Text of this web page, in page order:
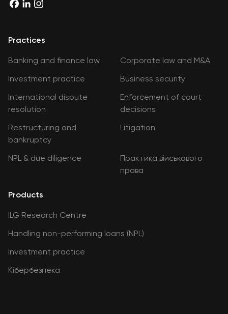
Practices
Banking and finance law
Corporate law and M&A
Investment practice
Business security
International dispute
resolution
Enforcement of court
decisions
Restructuring and
bankruptcy
Litigation
NPL & due diligence
Практика військового
права
Products
ILG Research Centre
Handling non-performing loans (NPL)
Investment practice
Кібербезпека